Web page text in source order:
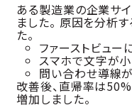
ある製造業の企業サ
ました。 原因を分析
た。
ファーストビュ
スマホで文字が
問い合わせ導線
改善後、直帰率は
増加しました。